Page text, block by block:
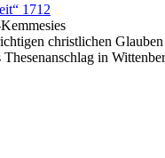
1712
christlichen
in